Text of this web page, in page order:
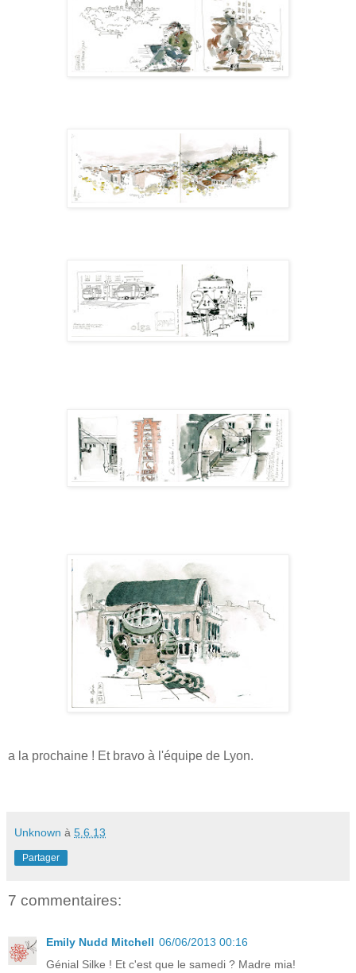
a la prochaine ! Et bravo à l'équipe de Lyon.
Unknown à 5.6.13
Partager
7 commentaires:
Emily Nudd Mitchell 06/06/2013 00:16
Génial Silke ! Et c'est que le samedi ? Madre mia!